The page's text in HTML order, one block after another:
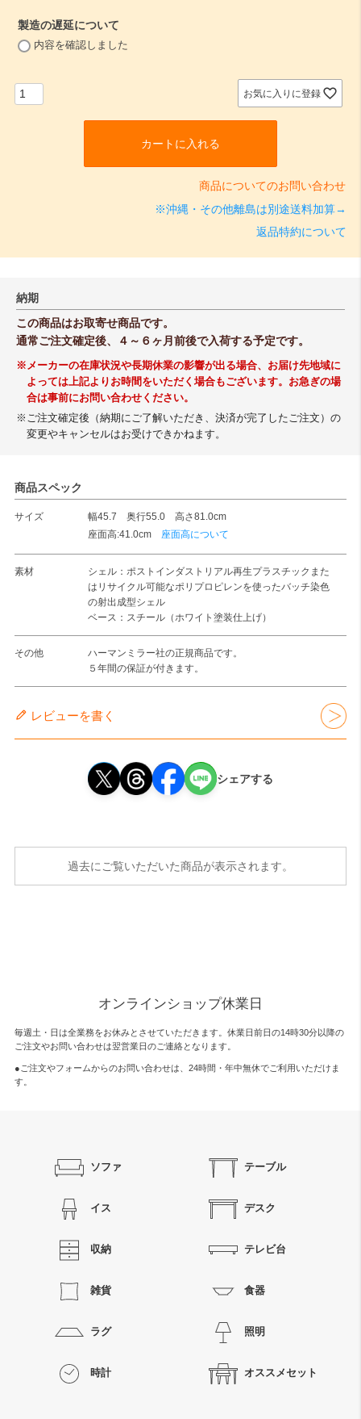
製造の遅延について
(
内容を確認しました
お気に入りに登録
カートに入れる
商品についてのお問い合わせ
※沖縄・その他離島は別途送料加算→
返品特約について
納期
この商品はお取寄せ商品です。
通常ご注文確定後、４～６ヶ月前後で入荷する予定です。
※メーカーの在庫状況や長期休業の影響が出る場合、お届け先地域に
よっては上記よりお時間をいただく場合もございます。お急ぎの場
合は事前にお問い合わせください。
※ご注文確定後（納期にご了解いただき、決済が完了したご注文）の
変更やキャンセルはお受けできかねます。
商品スペック
サイズ
幅45.7 奥行55.0 高さ81.0cm
座面高:41.0cm 座面高について
素材
シェル：ポストインダストリアル再生プラスチックまた
はリサイクル可能なポリプロピレンを使ったバッチ染色
の射出成型シェル
ベース：スチール（ホワイト塗装仕上げ）
その他
ハーマンミラー社の正規商品です。
５年間の保証が付きます。
レビューを書く
シェアする
過去にご覧いただいた商品が表示されます。
オンラインショップ休業日
毎週土・日は全業務をお休みとさせていただきます。休業日前日の14時30分以降の
ご注文やお問い合わせは翌営業日のご連絡となります。
●ご注文やフォームからのお問い合わせは、 24時間・年中無休でご利用いただけま
す。
ソファ テーブル
イス デスク
収納 テレビ台
雑貨 食器
ラグ 照明
時計 オススメセット